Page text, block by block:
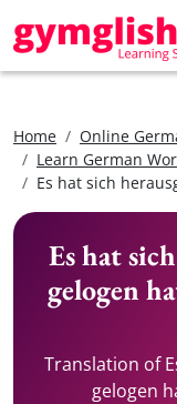
Home
Online
Learn German
Es hat sich
Es hat
gelogen
Translation of
gelogen